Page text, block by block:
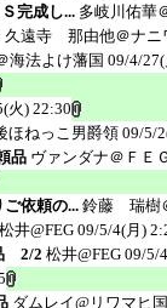
完成し... 多岐川佑華
久遠寺 那由他＠ナニ
海法よけ藩国 09/4/
火) 22:30
ほねっこ男爵領 09/5/
品 ヴァンダナ＠ＦＥ
依頼の... 鈴藤 瑞樹
松井@FEG 09/5/4(月)
2/2 松井@FEG 09/5/
ダムレイ@リワマヒ国